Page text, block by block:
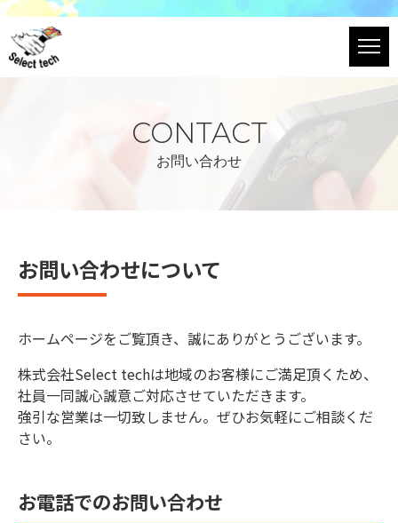
CONTACT
お問い合わせ
お問い合わせについて
ホームページをご覧頂き、誠にありがとうございます。
株式会社Select techは地域のお客様にご満足頂くため、
社員一同誠心誠意ご対応させていただきます。
強引な営業は一切致しません。ぜひお気軽にご相談くだ
さい。
お電話でのお問い合わせ